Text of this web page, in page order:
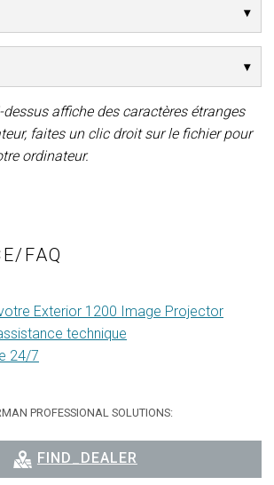
affiche des caractères étranges
faites un clic droit sur le fichier pour
ordinateur.
FAQ
Exterior 1200 Image Projector
technique
24/7
PROFESSIONAL SOLUTIONS:
FIND_DEALER